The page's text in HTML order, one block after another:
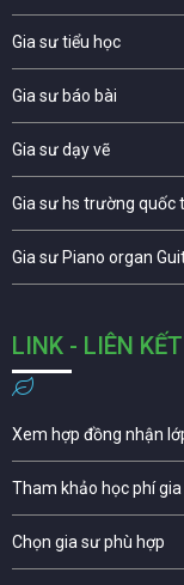
Gia sư tiểu học
Gia sư báo bài
Gia sư dạy vẽ
Gia sư hs trường quốc
Gia sư Piano organ
LINK - LIÊN KẾT
Xem hợp đồng nhận
Tham khảo học phí
Chọn gia sư phù hợp